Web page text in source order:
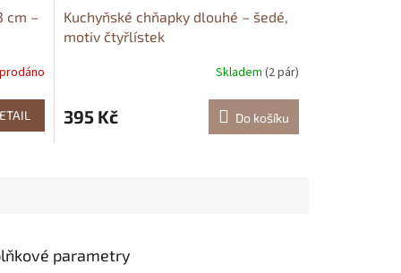
cm –
Kuchyňské chňapky dlouhé – šedé,
motiv čtyřlístek
Skladem (2 pár)
395 Kč Do košíku
parametry